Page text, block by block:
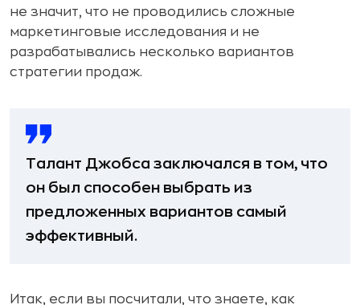
не значит, что не проводились сложные
маркетинговые исследования и не
разрабатывались несколько вариантов
стратегии продаж.
Талант Джобса заключался в том, что
он был способен выбрать из
предложенных вариантов самый
эффективный.
Итак, если вы посчитали, что знаете, как